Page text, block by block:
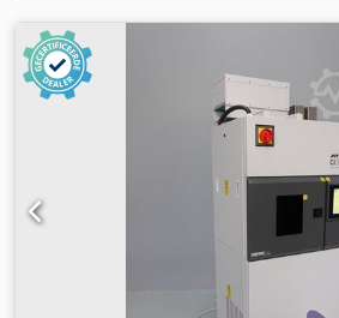
perslucht ultrasone sproeikop. Voor
systeem moet de perslucht via een
worden geleid. De kleine
bevat een tweede water-
deeltjesfilter. Zorg dat er een aparte
wordt geïnstalleerd en vertrouw niet
van de luchtdrukregelaar, omdat deze
beveiliging dient.
(552-689 kPa) Debiet: 4 CFM (0,11 m³/
Totale afmetingen CI3000: 37,5"
hoog (95 cm breed x 73 cm diep x 183